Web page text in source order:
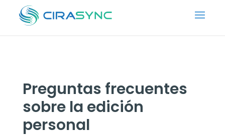
Preguntas frecuentes
sobre la edición
personal